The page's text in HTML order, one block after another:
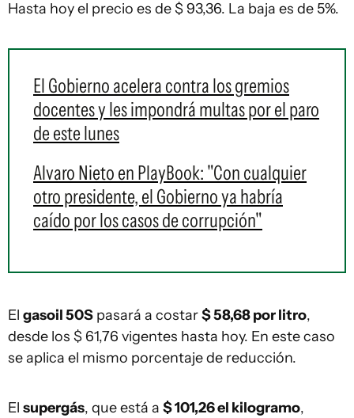
Hasta hoy el precio es de $ 93,36. La baja es de 5%.
El Gobierno acelera contra los gremios
docentes y les impondrá multas por el paro
de este lunes
Alvaro Nieto en PlayBook: "Con cualquier
otro presidente, el Gobierno ya habría
caído por los casos de corrupción"
El gasoil 50S pasará a costar$ 58,68 por litro,
desde los $ 61,76 vigentes hasta hoy. En este caso
se aplica el mismo porcentaje de reducción.
El supergás, que está a $ 101,26 el kilogramo,